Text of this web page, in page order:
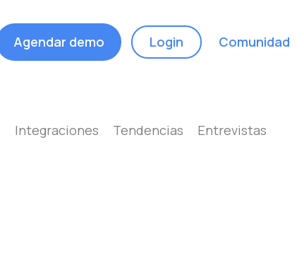
Agendar demo Login Comunidad
Integraciones Tendencias
Entrevistas